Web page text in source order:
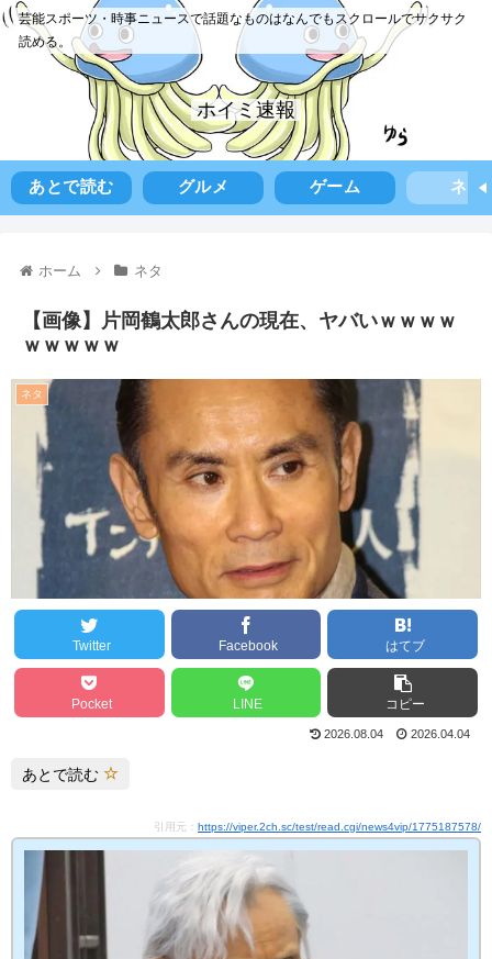
芸能スポーツ・時事ニュースで話題なものはなんでもスクロールでサクサク
読める。
ホイミ速報
あとで読む グルメ ゲーム ネタ
ホーム ネタ
【画像】片岡鶴太郎さんの現在、ヤバいｗｗｗｗ
ｗｗｗｗｗ
ネタ
Twitter Facebook はてブ
Pocket LINE コピー
2026.08.04 2026.04.04
あとで読む
引用元： https://viper.2ch.sc/test/read.cgi/news4vip/1775187578/